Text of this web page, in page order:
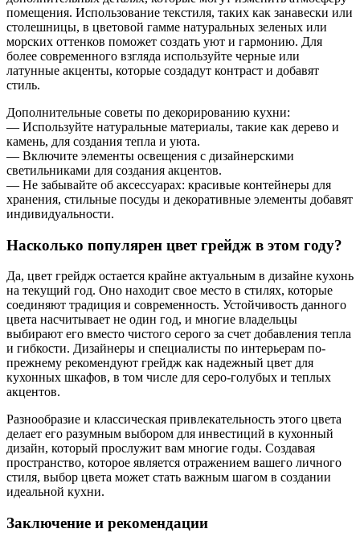
помещения. Использование текстиля, таких как занавески или
столешницы, в цветовой гамме натуральных зеленых или
морских оттенков поможет создать уют и гармонию. Для
более современного взгляда используйте черные или
латунные акценты, которые создадут контраст и добавят
стиль.
Дополнительные советы по декорированию кухни:
— Используйте натуральные материалы, такие как дерево и
камень, для создания тепла и уюта.
— Включите элементы освещения с дизайнерскими
светильниками для создания акцентов.
— Не забывайте об аксессуарах: красивые контейнеры для
хранения, стильные посуды и декоративные элементы добавят
индивидуальности.
Насколько популярен цвет грейдж в этом году?
Да, цвет грейдж остается крайне актуальным в дизайне кухонь
на текущий год. Оно находит свое место в стилях, которые
соединяют традиция и современность. Устойчивость данного
цвета насчитывает не один год, и многие владельцы
выбирают его вместо чистого серого за счет добавления тепла
и гибкости. Дизайнеры и специалисты по интерьерам по-
прежнему рекомендуют грейдж как надежный цвет для
кухонных шкафов, в том числе для серо-голубых и теплых
акцентов.
Разнообразие и классическая привлекательность этого цвета
делает его разумным выбором для инвестиций в кухонный
дизайн, который прослужит вам многие годы. Создавая
пространство, которое является отражением вашего личного
стиля, выбор цвета может стать важным шагом в создании
идеальной кухни.
Заключение и рекомендации